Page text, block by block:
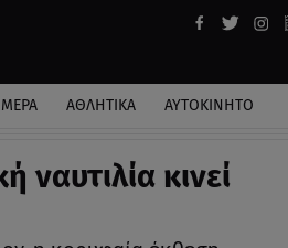
ΑΘΛΗΤΙΚΑ ΑΥΤΟΚΙΝΗΤΟ
ναυτιλία κινεί